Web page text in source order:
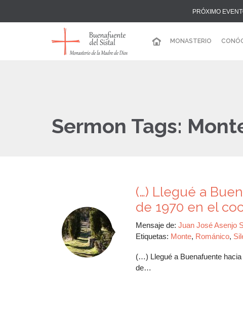
PRÓXIMO
MONASTERIO
Sermon Tags:
(…) Llegué a
de 1970 en el
Mensaje de: Juan José Asenjo
Etiquetas: Monte, Románico,
(…) Llegué a Buenafuente
de…